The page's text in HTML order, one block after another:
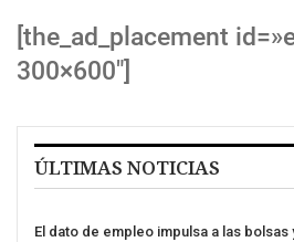
[the_ad_placement
300×600″]
ÚLTIMAS NOTICIAS
El dato de empleo impulsa a las